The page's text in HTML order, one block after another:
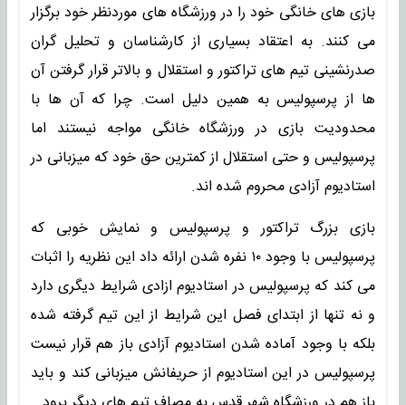
بازی های خانگی خود را در ورزشگاه های موردنظر خود برگزار
می کنند. به اعتقاد بسیاری از کارشناسان و تحلیل گران
صدرنشینی تیم های تراکتور و استقلال و بالاتر قرار گرفتن آن
ها از پرسپولیس به همین دلیل است. چرا که آن ها با
محدودیت بازی در ورزشگاه خانگی مواجه نیستند اما
پرسپولیس و حتی استقلال از کمترین حق خود که میزبانی در
استادیوم آزادی محروم شده اند.
بازی بزرگ تراکتور و پرسپولیس و نمایش خوبی که
پرسپولیس با وجود ۱۰ نفره شدن ارائه داد این نظریه را اثبات
می کند که پرسپولیس در استادیوم ازادی شرایط دیگری دارد
و نه تنها از ابتدای فصل این شرایط از این تیم گرفته شده
بلکه با وجود آماده شدن استادیوم آزادی باز هم قرار نیست
پرسپولیس در این استادیوم از حریفانش میزبانی کند و باید